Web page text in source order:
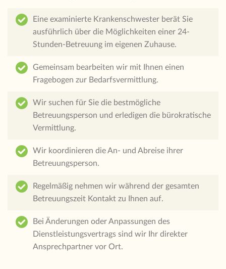
Eine examinierte Krankenschwester berät Sie
ausführlich über die Möglichkeiten einer 24-
Stunden-Betreuung im eigenen Zuhause.
Gemeinsam bearbeiten wir mit Ihnen einen
Fragebogen zur Bedarfsvermittlung.
Wir suchen für Sie die bestmögliche
Betreuungsperson und erledigen die bürokratische
Vermittlung.
Wir koordinieren die An- und Abreise ihrer
Betreuungsperson.
Regelmäßig nehmen wir während der gesamten
Betreuungszeit Kontakt zu Ihnen auf.
Bei Änderungen oder Anpassungen des
Dienstleistungsvertrags sind wir Ihr direkter
Ansprechpartner vor Ort.